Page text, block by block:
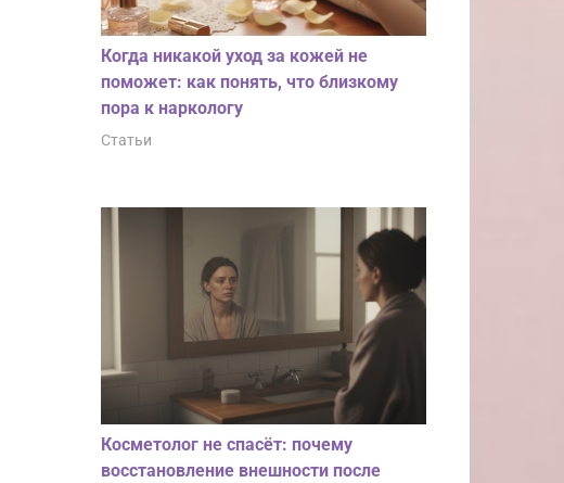
Когда никакой уход за кожей не
поможет: как понять, что близкому
пора к наркологу
Статьи
Косметолог не спасёт: почему
восстановление внешности после